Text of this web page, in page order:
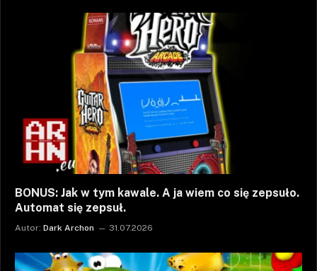
BONUS: Jak w tym kawale. A ja wiem co się zepsuło.
Automat się zepsuł.
Autor: Dark Archon 31.07.2026